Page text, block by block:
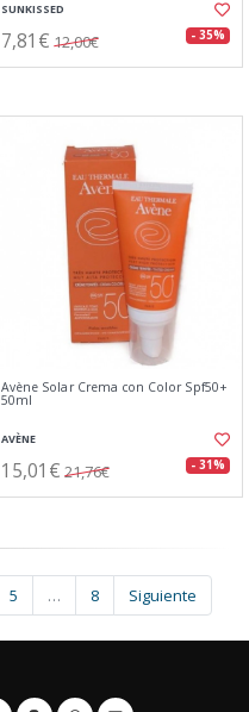
SUNKISSED
7,81€ 12,00€ - 35%
Avène Solar Crema con Color Spf50+
50ml
AVÈNE
15,01€ 21,76€ - 31%
5 … 8 Siguiente